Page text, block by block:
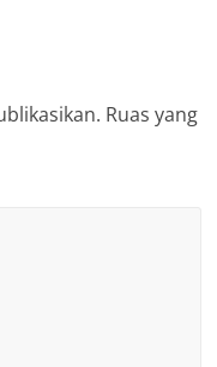
Ruas yang